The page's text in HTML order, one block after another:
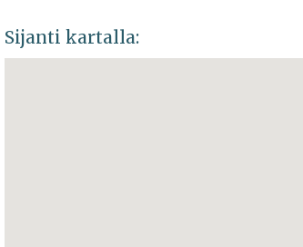
Sijanti kartalla: